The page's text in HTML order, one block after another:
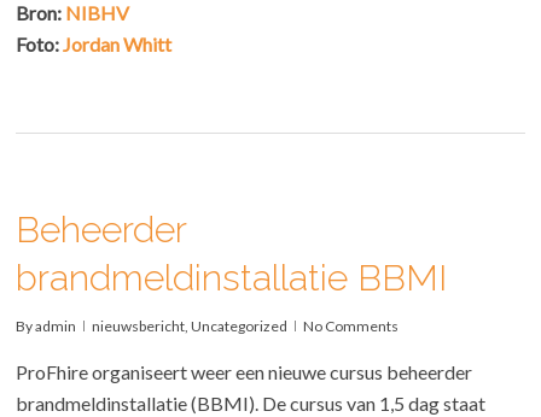
Bron: NIBHV
Foto:Jordan Whitt
Beheerder
brandmeldinstallatie BBMI
Byadmin nieuwsbericht,Uncategorized No Comments
ProFhire organiseert weer een nieuwe cursus beheerder
brandmeldinstallatie (BBMI). De cursus van 1,5 dag staat